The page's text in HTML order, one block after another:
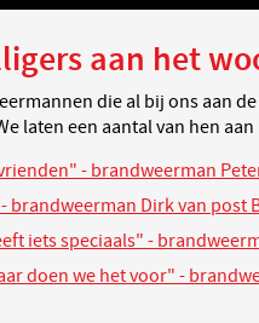
aan het
die al bij ons aan
laten een aantal van hen
- brandweerman
brandweerman Dirk van post
iets speciaals" -
doen we het voor" -